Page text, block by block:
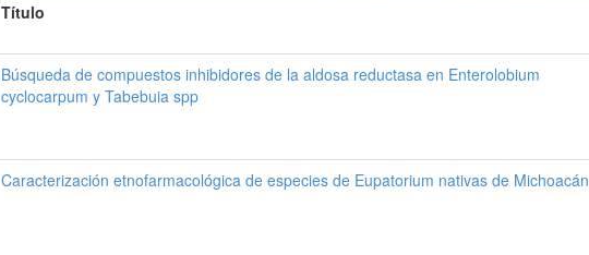
Título
Búsqueda de compuestos inhibidores de la aldosa reductasa en Enterolobium
cyclocarpum y Tabebuia spp
Caracterización etnofarmacológica de especies de Eupatorium nativas de Michoacán